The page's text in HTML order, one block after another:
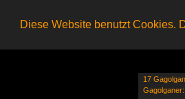
Diese Website benutzt Cookies.
17
Gagolganer: